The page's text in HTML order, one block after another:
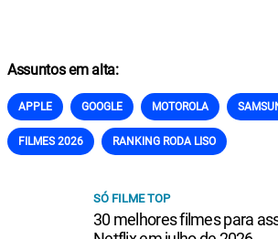
Assuntos em alta:
APPLE GOOGLE MOTOROLA
FILMES 2026 RANKING RODA LISO
SÓ FILME TOP
30 melhores filmes para